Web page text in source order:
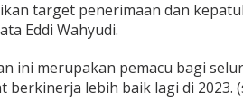
target penerimaan dan
Eddi Wahyudi.
ini merupakan pemacu bagi
berkinerja lebih baik lagi di 2023.